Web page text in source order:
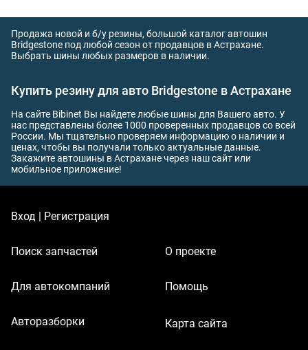
Продажа новой и б/у резины, большой каталог автошин
Bridgestone под любой сезон от продавцов в Астрахане.
Выбрать шины любых размеров в наличии.
Купить резину для авто Bridgestone в Астрахане
На сайте Bibinet Вы найдете любые шины для Вашего авто. У
нас представлены более 1000 проверенных продавцов со всей
России. Мы тщательно проверяем информацию о наличии и
ценах, чтобы вы получали только актуальные данные.
Закажите автошины в Астрахане через наш сайт или
мобильное приложение!
Вход | Регистрация
Поиск запчастей
Для автокомпаний
Авторазборки
О проекте
Помощь
Карта сайта